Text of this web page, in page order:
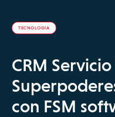
TECNOLOGÍA
CRM
con FSM